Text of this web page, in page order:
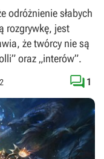
odróżnienie słabych
rozgrywkę, jest
że twórcy nie są
oraz „interów”.
 1